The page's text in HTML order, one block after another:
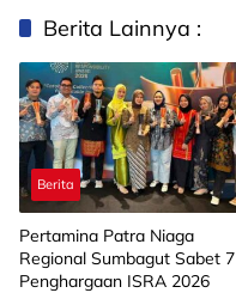
Berita Lainnya :
Berita
Pertamina Patra Niaga
Regional Sumbagut Sabet 7
Penghargaan ISRA 2026